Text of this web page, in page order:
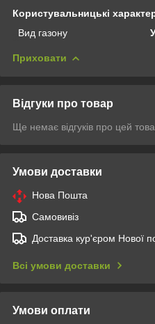
Користувальницькі
Вид газону
Приховати
Відгуки про товар
Ще немає відгуків про цей
Умови доставки
Нова Пошта
Самовивіз
Доставка кур'єром Нової
Всі умови доставки
Умови оплати